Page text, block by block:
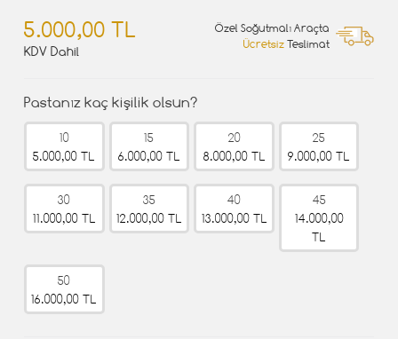
5.000,00 TL
KDV Dahil
Özel Soğutmalı Araçta
Ücretsiz Teslimat
Pastanız kaç kişilik olsun?
10
5.000,00 TL
15
6.000,00 TL
20
8.000,00 TL
25
9.000,00 TL
30
11.000,00 TL
35
12.000,00 TL
40
13.000,00 TL
45
14.000,00
TL
50
16.000,00 TL